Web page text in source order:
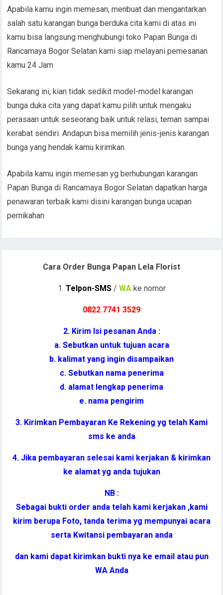
Apabila kamu ingin memesan, menbuat dan mengantarkan
salah satu karangan bunga berduka cita kami di atas ini
kamu bisa langsung menghubungi toko Papan Bunga di
Rancamaya Bogor Selatan kami siap melayani pemesanan
kamu 24 Jam
Sekarang ini, kian tidak sedikit model-model karangan
bunga duka cita yang dapat kamu pilih untuk mengaku
perasaan untuk seseorang baik untuk relasi, teman sampai
kerabat sendiri. Andapun bisa memilih jenis-jenis karangan
bunga yang hendak kamu kirimkan.
Apabila kamu ingin memesan yg berhubungan karangan
Papan Bunga di Rancamaya Bogor Selatan dapatkan harga
penawaran terbaik kami disini karangan bunga ucapan
pernikahan
Cara Order Bunga Papan Lela Florist
1. Telpon-SMS/ WAke nomor
0822 7741 3529
2. Kirim Isi pesanan Anda :
a. Sebutkan untuk tujuan acara
b. kalimat yang ingin disampaikan
c. Sebutkan nama penerima
d. alamat lengkap penerima
e. nama pengirim
3. Kirimkan Pembayaran Ke Rekening yg telah Kami
sms ke anda
4. Jika pembayaran selesai kami kerjakan & kirimkan
ke alamat yg anda tujukan
NB :
Sebagai bukti order anda telah kami kerjakan ,kami
kirim berupa Foto, tanda terima yg mempunyai acara
serta Kwitansi pembayaran anda
dan kami dapat kirimkan bukti nya ke email atau pun
WA Anda